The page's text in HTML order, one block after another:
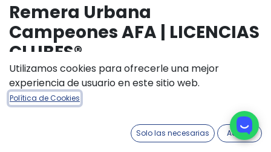
Remera Urbana
Campeones AFA | LICENCIAS
CLUBES®
(0 reseña)
$30.000,00
Utilizamos cookies para ofrecerle una mejor
experiencia de usuario en este sitio web.
Política de Cookies
Solo las necesarias Acepto